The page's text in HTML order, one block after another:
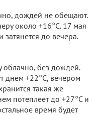
дождей не обещают.
около +16°С. 17 мая
до вечера.
облачно, без дождей.
днем +22°С, вечером
такая же
потеплеет до +27°С и
время будет